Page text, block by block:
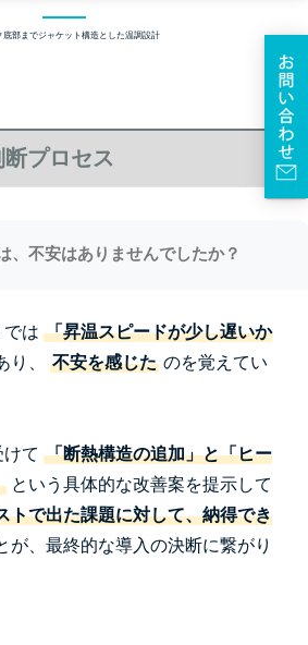
部までジャケット構造とした温調設計
プロセス
、不安はありませんでしたか？
は 「昇温スピードが少し遅いか
り、 不安を感じた のを覚えてい
て 「断熱構造の追加」と「ヒー
という具体的な改善案を提示して
トで出た課題に対して、納得でき
が、最終的な導入の決断に繋がり